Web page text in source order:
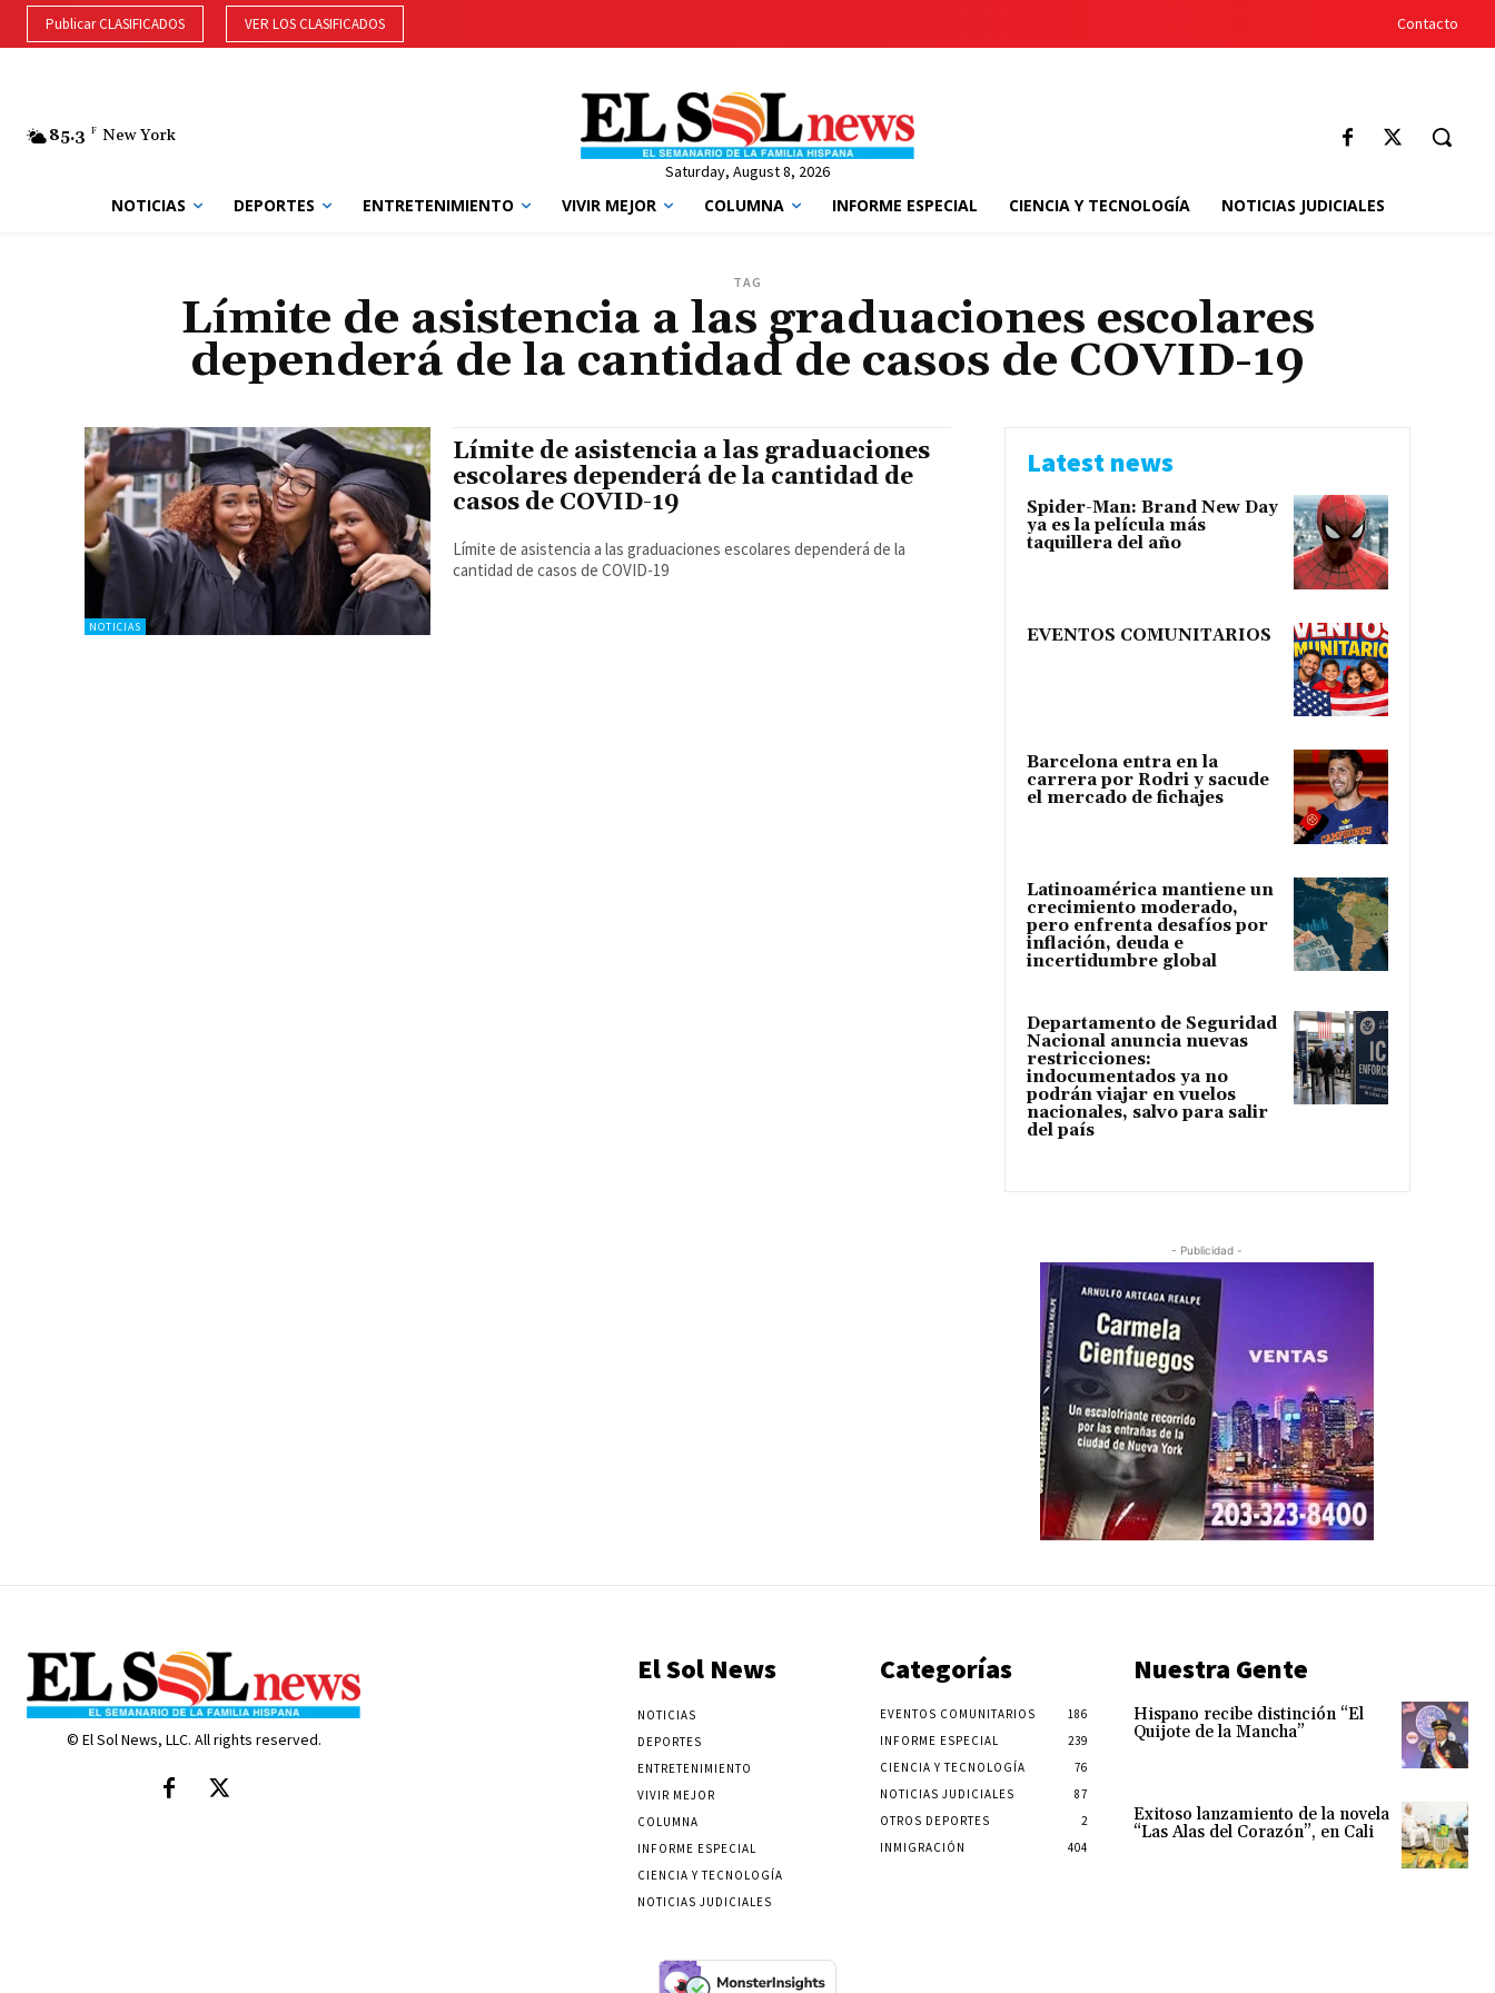
Publicar CLASIFICADOS VER LOS CLASIFICADOS Contacto
85.3 F New York
Saturday, August 8, 2026
NOTICIAS DEPORTES ENTRETENIMIENTO VIVIR MEJOR COLUMNA INFORME ESPECIAL CIENCIA Y TECNOLOGÍA NOTICIAS JUDICIALES
TAG
Límite de asistencia a las graduaciones escolares
dependerá de la cantidad de casos de COVID-19
NOTICIAS
Límite de asistencia a las graduaciones
escolares dependerá de la cantidad de
casos de COVID-19
Límite de asistencia a las graduaciones escolares dependerá de la
cantidad de casos de COVID-19
Latest news
Spider-Man: Brand New Day
ya es la película más
taquillera del año
EVENTOS COMUNITARIOS
Barcelona entra en la
carrera por Rodri y sacude
el mercado de fichajes
Latinoamérica mantiene un
crecimiento moderado,
pero enfrenta desafíos por
inflación, deuda e
incertidumbre global
Departamento de Seguridad
Nacional anuncia nuevas
restricciones:
indocumentados ya no
podrán viajar en vuelos
nacionales, salvo para salir
del país
- Publicidad -
© El Sol News, LLC. All rights reserved.
El Sol News
NOTICIAS
DEPORTES
ENTRETENIMIENTO
VIVIR MEJOR
COLUMNA
INFORME ESPECIAL
CIENCIA Y TECNOLOGÍA
NOTICIAS JUDICIALES
Categorías
EVENTOS COMUNITARIOS
186
INFORME ESPECIAL
239
CIENCIA Y TECNOLOGÍA
76
NOTICIAS JUDICIALES
87
OTROS DEPORTES
2
INMIGRACIÓN
404
Nuestra Gente
Hispano recibe distinción “El
Quijote de la Mancha”
Exitoso lanzamiento de la novela
“Las Alas del Corazón”, en Cali